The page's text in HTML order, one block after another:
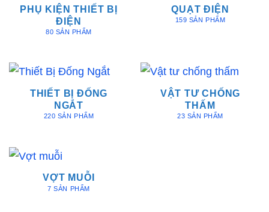
PHỤ KIỆN THIẾT BỊ
ĐIỆN
80 SẢN PHẨM
QUẠT ĐIỆN
159 SẢN PHẨM
THIẾT BỊ ĐỐNG
NGẮT
220 SẢN PHẨM
VẬT TƯ CHỐNG
THẤM
23 SẢN PHẨM
VỢT MUỖI
7 SẢN PHẨM